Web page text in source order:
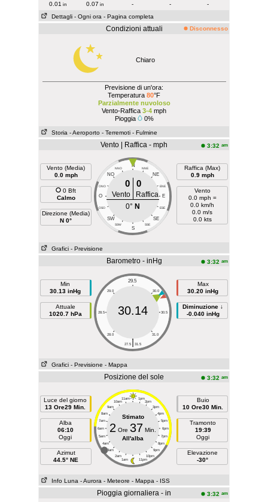
0.01 in 0.07 in - -
-
Dettagli - Ogni ora - Pagina completa
Condizioni attuali Disconnesso
Chiaro
Previsione di un'ora:
Temperatura 80°F
Parzialmente nuvoloso
Vento-Raffica 3-4 mph
Pioggia
0%
Storia - Aeroporto - Terremoti - Fulmine
Vento | Raffica - mph 3:32 am
Vento (Media)
0.0 mph
0 Bft
Calmo
Direzione (Media)
N 0°
N
NNO NNE
NO NE
ONO ENE
O E
OSO ESE
SW SE
SSW SSE
S
0 0
Vento
Raffica
0° N
Raffica (Max)
0.9 mph
Vento
0.0 mph =
0.0 km/h
0.0 m/s
0.0 kts
Grafici - Previsione
Barometro - inHg 3:32 am
Min
30.13 inHg
Attuale
1020.7 hPa
29.5
29.0 30.0
28.5 30.5
28.0 31.0
|
27.5 31.5
30.14
Max
30.20 inHg
Diminuzione ↓
-0.040 inHg
Grafici - Previsione - Mappa
Posizione del sole 3:32 am
Luce del giorno
13 Ore29 Min.
Alba
06:10
Oggi
Azimut
44.5° NE
11am 1pm
10am 2pm
9am 3pm
8am 4pm
7am 5pm
6am 6pm
5am 7pm
4am 8pm
3am 9pm
2am 10pm
1am 11pm
Stimato
2 Ore 37 Min.
All'alba
Buio
10 Ore30 Min.
Tramonto
19:39
Oggi
Elevazione
-30°
Info Luna - Aurora - Meteore - Mappa - ISS
Pioggia giornaliera - in 3:32 am